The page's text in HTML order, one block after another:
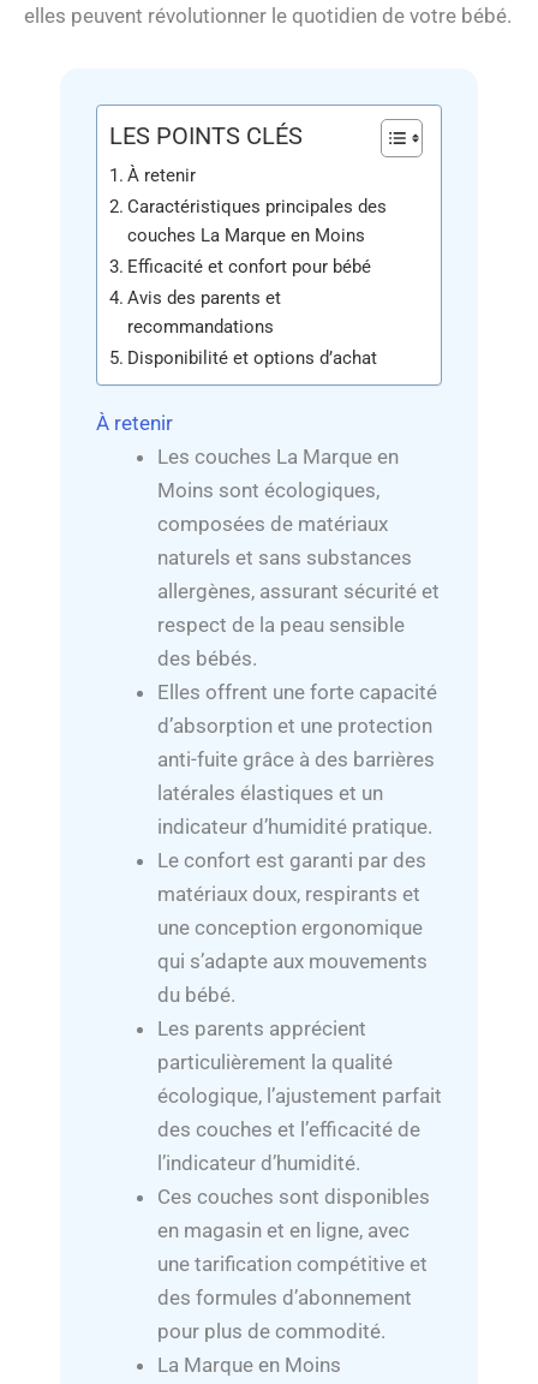
elles peuvent révolutionner le quotidien de votre bébé.
LES POINTS CLÉS
À retenir
Caractéristiques principales des
couches La Marque en Moins
Efficacité et confort pour bébé
Avis des parents et
recommandations
Disponibilité et options d’achat
À retenir
Les couches La Marque en
Moins sont écologiques,
composées de matériaux
naturels et sans substances
allergènes, assurant sécurité et
respect de la peau sensible
des bébés.
Elles offrent une forte capacité
d’absorption et une protection
anti-fuite grâce à des barrières
latérales élastiques et un
indicateur d’humidité pratique.
Le confort est garanti par des
matériaux doux, respirants et
une conception ergonomique
qui s’adapte aux mouvements
du bébé.
Les parents apprécient
particulièrement la qualité
écologique, l’ajustement parfait
des couches et l’efficacité de
l’indicateur d’humidité.
Ces couches sont disponibles
en magasin et en ligne, avec
une tarification compétitive et
des formules d’abonnement
pour plus de commodité.
La Marque en Moins